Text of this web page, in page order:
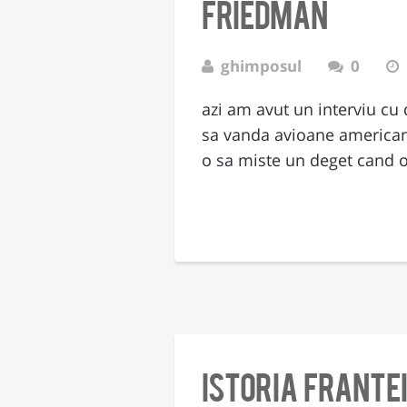
friedman
ghimposul 0
azi am avut un interviu cu
sa vanda avioane
o sa miste un deget cand
istoria